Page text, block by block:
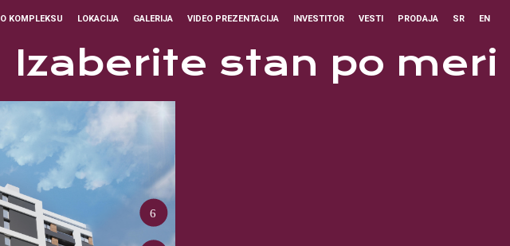
O KOMPLEKSU LOKACIJA GALERIJA VIDEO PREZENTACIJA INVESTITOR VESTI PRODAJA SR EN
Izaberite stan po meri
6